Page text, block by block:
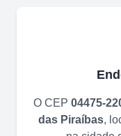
O CEP 04475-
das Piraíbas,